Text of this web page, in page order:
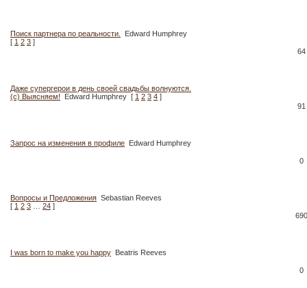
Поиск партнера по реальности.
Edward Humphrey
[ 1 2 3 ]
64
Даже супергерои в день своей свадьбы волнуются.
(с) Выясняем!
Edward Humphrey [ 1 2 3 4 ]
91
Запрос на изменения в профиле Edward Humphrey
0
Вопросы и Предложения Sebastian Reeves
[ 1 2 3 24 ]
690
I was born to make you happy Beatris Reeves
0